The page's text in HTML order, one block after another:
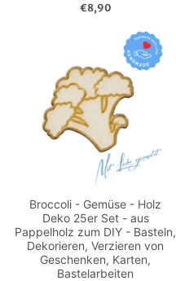
€8,90
Broccoli - Gemüse - Holz
Deko 25er Set - aus
Pappelholz zum DIY - Basteln,
Dekorieren, Verzieren von
Geschenken, Karten,
Bastelarbeiten